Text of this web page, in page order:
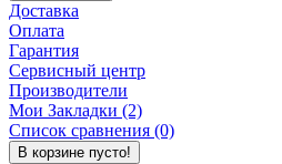
Доставка
Оплата
Гарантия
Сервисный центр
Производители
Мои Закладки (2)
Список сравнения (0)
В корзине пусто!